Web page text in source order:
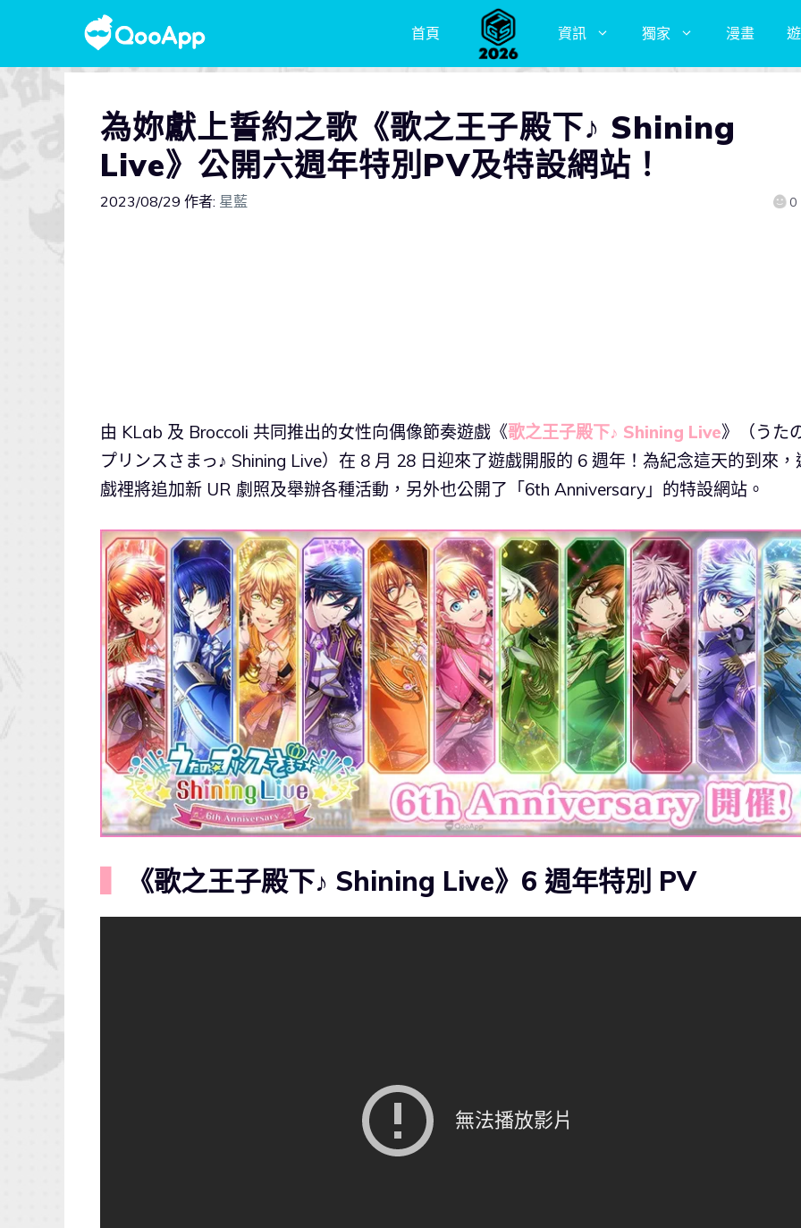
首頁 資訊 獨家 漫畫
為妳獻上誓約之歌《歌之王子殿下♪ Shining
Live》公開六週年特別PV及特設網站！
2023/08/29 作者: 星藍 0
由 KLab 及 Broccoli 共同推出的女性向偶像節奏遊戲《歌之王子殿下♪ Shining Live》（うた
プリンスさまっ♪ Shining Live）在 8 月 28 日迎來了遊戲開服的 6 週年！為紀念這天的到來，
戲裡將追加新 UR 劇照及舉辦各種活動，另外也公開了「6th Anniversary」的特設網站。
《歌之王子殿下♪ Shining Live》6 週年特別 PV